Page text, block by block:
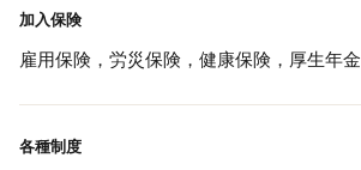
加入保険
雇用保険，労災保険，健康保険，厚生年金
各種制度